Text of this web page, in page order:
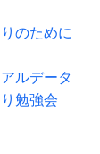
のために
ルデータ
勉強会